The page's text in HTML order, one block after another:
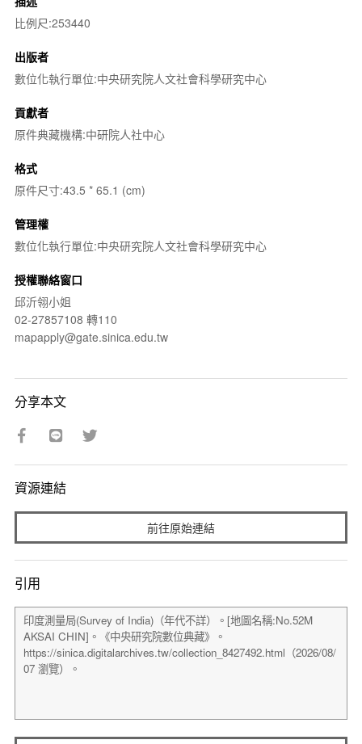
比例尺:253440
出版者
數位化執行單位:中央研究院人文社會科學研究中心
貢獻者
原件典藏機構:中研院人社中心
格式
原件尺寸:43.5 * 65.1 (cm)
管理權
數位化執行單位:中央研究院人文社會科學研究中心
授權聯絡窗口
邱沂翎小姐
02-27857108 轉110
mapapply@gate.sinica.edu.tw
分享本文
資源連結
前往原始連結
引用